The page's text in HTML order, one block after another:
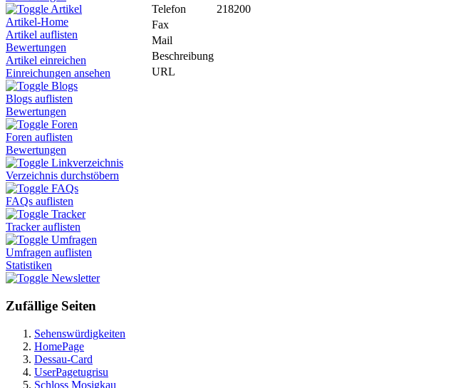
Artikel
Artikel-Home
Artikel auflisten
Bewertungen
Artikel einreichen
Einreichungen ansehen
Blogs
Blogs auflisten
Bewertungen
Foren
Foren auflisten
Bewertungen
Linkverzeichnis
Verzeichnis durchstöbern
FAQs
FAQs auflisten
Tracker
Tracker auflisten
Umfragen
Umfragen auflisten
Statistiken
Newsletter
Zufällige Seiten
Sehenswürdigkeiten
HomePage
Dessau-Card
UserPagetugrisu
Schloss Mosigkau
Telefon
218200
Fax
Mail
Beschreibung
URL